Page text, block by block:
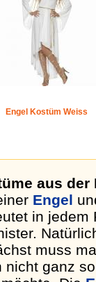
Engel Kostüm Weiss
aus der
Engel
in jedem
muss
nicht ganz